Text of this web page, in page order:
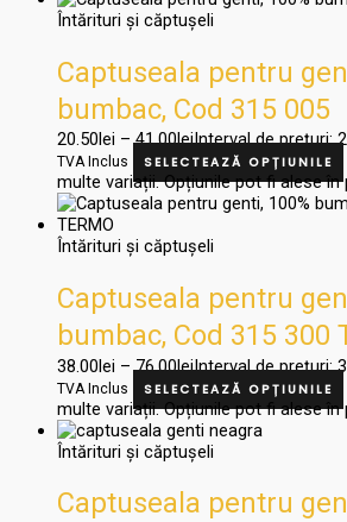
Întărituri și căptușeli
Captuseala pentru
bumbac, Cod 315 005
20.50lei – 41.00leiInterval de prețuri:
TVA Inclus SELECTEAZĂ OPȚIUNILE
multe variații. Opțiunile pot fi alese în
Întărituri și căptușeli
Captuseala pentru
bumbac, Cod 315 300
38.00lei – 76.00leiInterval de prețuri:
TVA Inclus SELECTEAZĂ OPȚIUNILE
multe variații. Opțiunile pot fi alese în
Întărituri și căptușeli
Captuseala pentru